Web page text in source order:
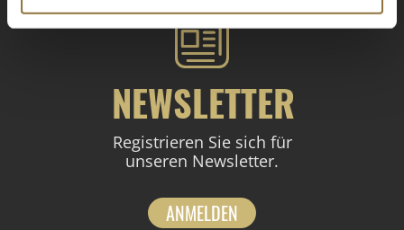
NEWSLETTER
Registrieren Sie sich für
unseren Newsletter.
ANMELDEN